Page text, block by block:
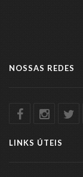
NOSSAS REDES
LINKS ÚTEIS